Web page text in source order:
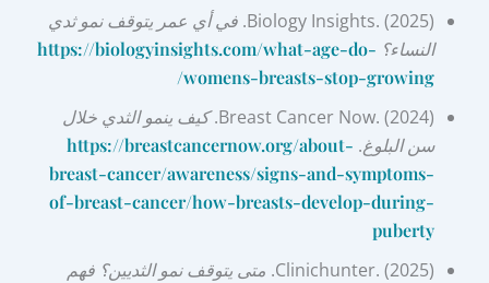
Biology Insights. (2025). في أي عمر يتوقف نمو ثدي
النساء؟ https://biologyinsights.com/what-age-do-
womens-breasts-stop-growing/
Breast Cancer Now. (2024). كيف ينمو الثدي خلال
سن البلوغ.
https://breastcancernow.org/about-
breast-cancer/awareness/signs-and-symptoms-
of-breast-cancer/how-breasts-develop-during-
puberty
Clinichunter. (2025). متى يتوقف نمو الثديين؟ فهم